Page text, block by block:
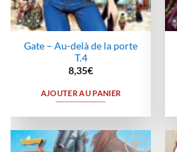
Gate – Au-delà de la porte
T.4
8,35€
AJOUTER AU PANIER